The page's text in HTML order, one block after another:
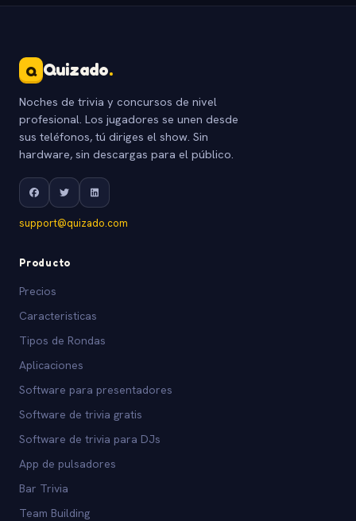
Q Quizado.
Noches de trivia y concursos de nivel
profesional. Los jugadores se unen desde
sus teléfonos, tú diriges el show. Sin
hardware, sin descargas para el público.
support@quizado.com
Producto
Precios
Caracteristicas
Tipos de Rondas
Aplicaciones
Software para presentadores
Software de trivia gratis
Software de trivia para DJs
App de pulsadores
Bar Trivia
Team Building